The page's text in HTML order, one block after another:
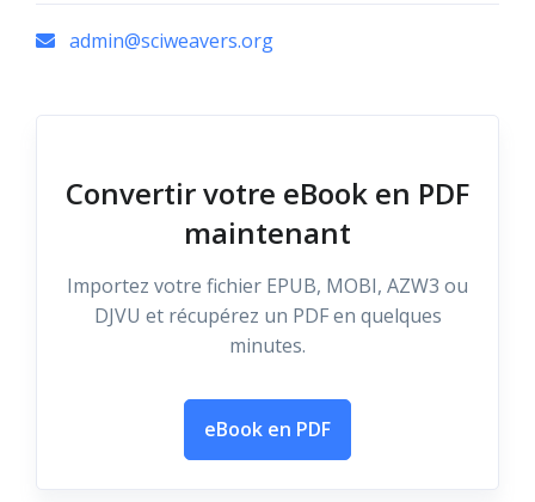
admin@sciweavers.org
Convertir votre eBook en PDF
maintenant
Importez votre fichier EPUB, MOBI, AZW3 ou
DJVU et récupérez un PDF en quelques
minutes.
eBook en PDF